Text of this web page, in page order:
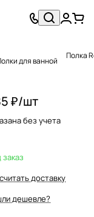
для ванной Полка
₽/шт
без учета
доставку
дешевле?